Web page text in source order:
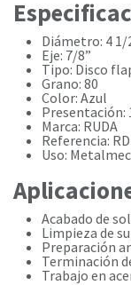
Diámetro: 4 1/
Eje: 7/8”
Tipo: Disco
Grano: 80
Color: Azul
Presentación:
Marca: RUDA
Referencia:
Uso:
Acabado de
Limpieza de
Preparación
Terminación
Trabajo en